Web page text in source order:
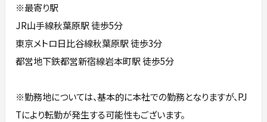
※最寄り駅
JR山手線秋葉原駅 徒歩5分
東京メトロ日比谷線秋葉原駅 徒歩3分
都営地下鉄都営新宿線岩本町駅 徒歩5分
※勤務地については、基本的に本社での勤務となりますが、PJ
Tにより転勤が発生する可能性もございます。